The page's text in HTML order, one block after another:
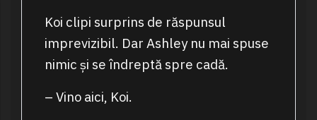
Koi clipi surprins de răspunsul
imprevizibil. Dar Ashley nu mai spuse
nimic și se îndreptă spre cadă.
– Vino aici, Koi.